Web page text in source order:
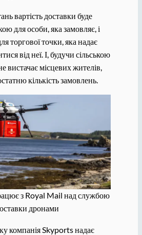
вартість доставки буде
для особи, яка замовляє, і
торгової точки, яка надає
від неї. І, будучи сільською
вистачає місцевих жителів,
кількість замовлень.
з Royal Mail над службою
дронами
компанія Skyports надає